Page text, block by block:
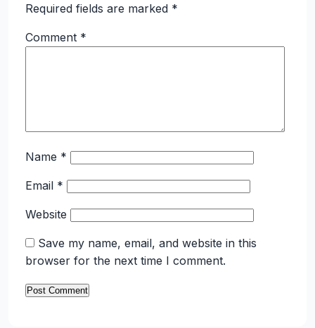
Required fields are marked *
Comment *
Name *
Email *
Website
Save my name, email, and website in this
browser for the next time I comment.